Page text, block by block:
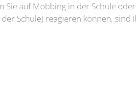
Sie auf Mobbing in der Schule
Schule) reagieren können,